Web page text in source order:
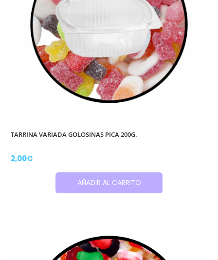
TARRINA VARIADA GOLOSINAS PICA 200G.
2,00€
AÑADIR AL CARRITO